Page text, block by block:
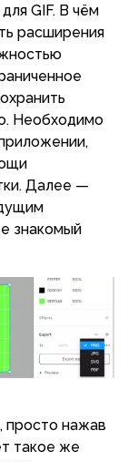
GIF. В чём
расширения
Необходимо
Далее —
знакомый
просто нажав
такое же